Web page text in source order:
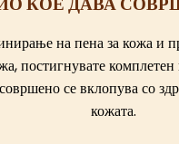
на пена за кожа и
постигнувате
се вклопува со
кожата.